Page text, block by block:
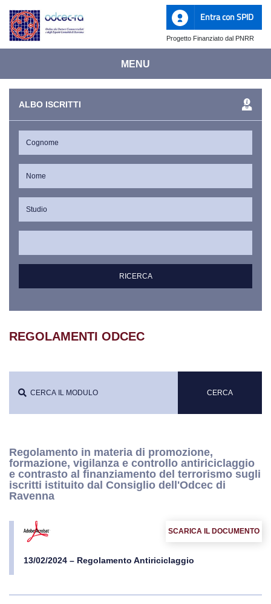
Entra con SPID
Progetto Finanziato dal PNRR
MENU
ALBO ISCRITTI
REGOLAMENTI ODCEC
Regolamento in materia di promozione,
formazione, vigilanza e controllo antiriciclaggio
e contrasto al finanziamento del terrorismo sugli
iscritti istituito dal Consiglio dell'Odcec di
Ravenna
SCARICA IL DOCUMENTO
13/02/2024 – Regolamento Antiriciclaggio